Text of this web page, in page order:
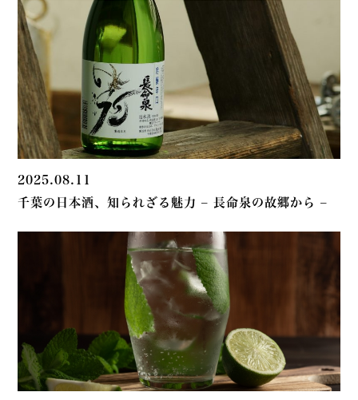
2025.08.11
千葉の日本酒、知られざる魅力 – 長命泉の故郷から –